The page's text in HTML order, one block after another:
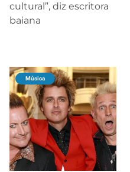
cultural”, diz escritora
baiana
Música